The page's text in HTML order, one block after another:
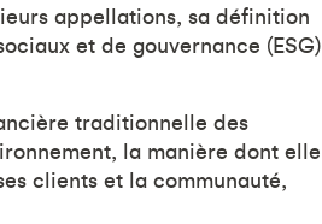
appellations, sa définition
et de gouvernance (ESG)
traditionnelle des
la manière dont elle
clients et la communauté,